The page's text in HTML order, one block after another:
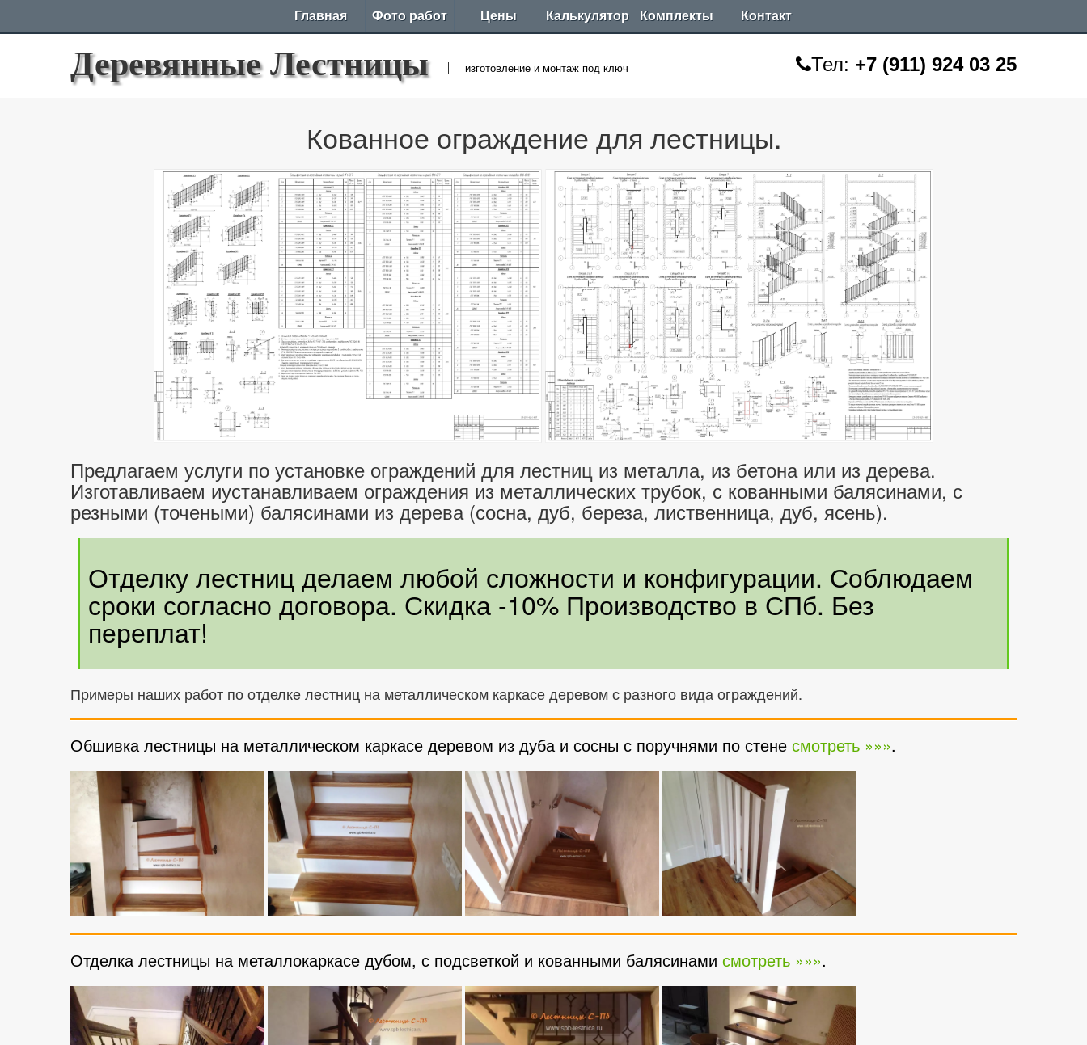
Главная Фото работ Цены Калькулятор Комплекты Контакт
Деревянные Лестницы изготовление и монтаж под ключ Тел: +7 (911) 924 03 25
Кованное ограждение для лестницы.
Предлагаем услуги по установке ограждений для лестниц из металла, из бетона или из дерева.
Изготавливаем иустанавливаем ограждения из металлических трубок, с кованными балясинами, с
резными (точеными) балясинами из дерева (сосна, дуб, береза, лиственница, дуб, ясень).
Отделку лестниц делаем любой сложности и конфигурации. Соблюдаем
сроки согласно договора. Скидка -10% Производство в СПб. Без
переплат!
Примеры наших работ по отделке лестниц на металлическом каркасе деревом с разного вида ограждений.
Обшивка лестницы на металлическом каркасе деревом из дуба и сосны с поручнями по стене смотреть »»».
Отделка лестницы на металлокаркасе дубом, с подсветкой и кованными балясинами смотреть »»».